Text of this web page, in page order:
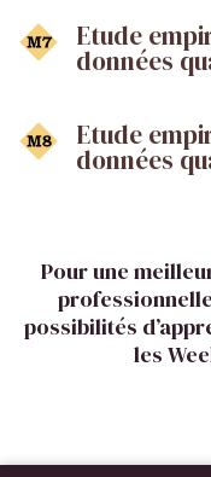
Etude
données
Etude
données
Pour une
possibilités
les